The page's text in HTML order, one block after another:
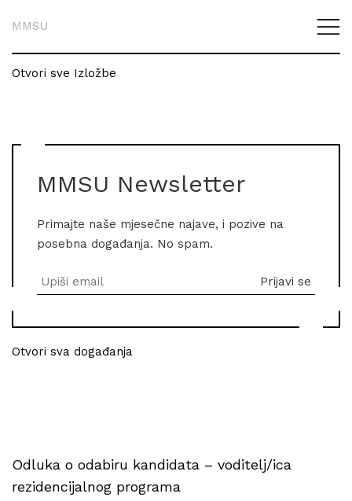
MMSU
Otvori sve Izložbe
MMSU Newsletter
Primajte naše mjesečne najave, i pozive na
posebna događanja. No spam.
Otvori sva događanja
Odluka o odabiru kandidata – voditelj/ica
rezidencijalnog programa